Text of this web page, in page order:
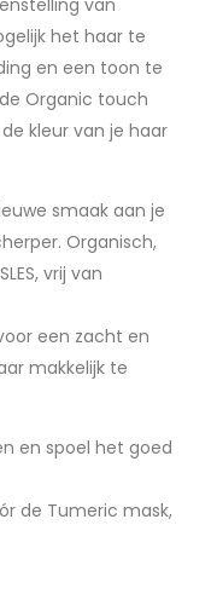
het haar te
en een toon te
Organic touch
kleur van je haar
smaak aan je
Organisch,
vrij van
een zacht en
makkelijk te
en spoel het goed
de Tumeric mask,